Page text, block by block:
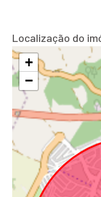
Localização do
+
−